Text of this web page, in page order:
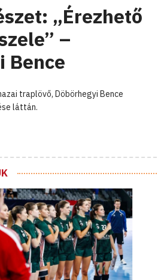
„Érezhető
–
Bence
traplövő, Döbörhegyi Bence
láttán.